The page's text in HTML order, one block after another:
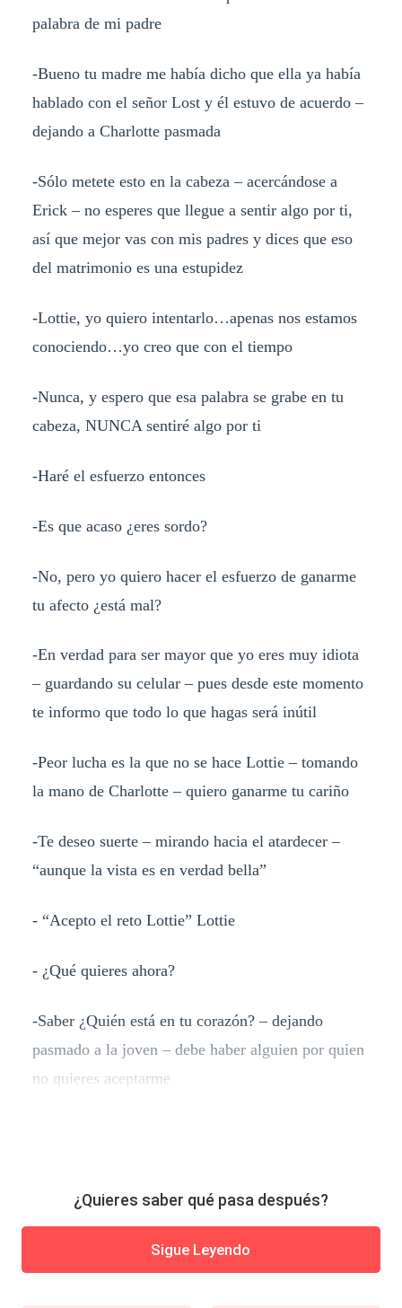
palabra de mi padre
-Bueno tu madre me había dicho que ella ya había
hablado con el señor Lost y él estuvo de acuerdo –
dejando a Charlotte pasmada
-Sólo metete esto en la cabeza – acercándose a
Erick – no esperes que llegue a sentir algo por ti,
así que mejor vas con mis padres y dices que eso
del matrimonio es una estupidez
-Lottie, yo quiero intentarlo…apenas nos estamos
conociendo…yo creo que con el tiempo
-Nunca, y espero que esa palabra se grabe en tu
cabeza, NUNCA sentiré algo por ti
-Haré el esfuerzo entonces
-Es que acaso ¿eres sordo?
-No, pero yo quiero hacer el esfuerzo de ganarme
tu afecto ¿está mal?
-En verdad para ser mayor que yo eres muy idiota
– guardando su celular – pues desde este momento
te informo que todo lo que hagas será inútil
-Peor lucha es la que no se hace Lottie – tomando
la mano de Charlotte – quiero ganarme tu cariño
-Te deseo suerte – mirando hacia el atardecer –
“aunque la vista es en verdad bella”
- “Acepto el reto Lottie” Lottie
- ¿Qué quieres ahora?
-Saber ¿Quién está en tu corazón? – dejando
pasmado a la joven – debe haber alguien por quien
no quieres aceptarme
¿Quieres saber qué pasa después?
Sigue Leyendo